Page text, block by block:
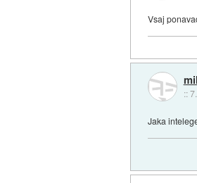
Vsaj
::
Jaka